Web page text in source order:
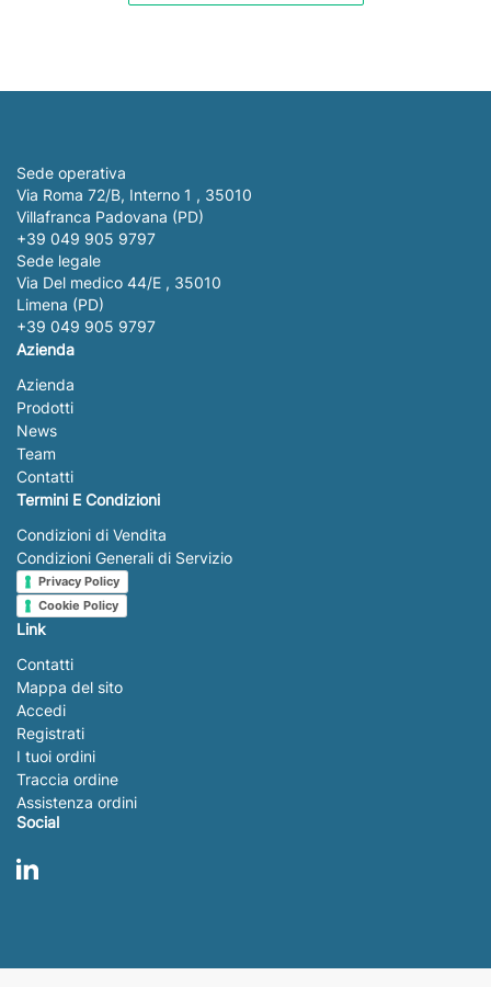
Sede operativa
Via Roma 72/B, Interno 1 , 35010
Villafranca Padovana (PD)
+39 049 905 9797
Sede legale
Via Del medico 44/E , 35010
Limena (PD)
+39 049 905 9797
Azienda
Azienda
Prodotti
News
Team
Contatti
Termini E Condizioni
Condizioni di Vendita
Condizioni Generali di Servizio
Privacy Policy
Cookie Policy
Link
Contatti
Mappa del sito
Accedi
Registrati
I tuoi ordini
Traccia ordine
Assistenza ordini
Social
LinkedIn